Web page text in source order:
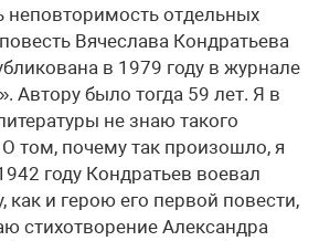
неповторимость отдельных
Вячеслава Кондратьева
в 1979 году в журнале
Автору было тогда 59 лет. Я в
не знаю такого
том, почему так произошло, я
году Кондратьев воевал
и герою его первой повести,
стихотворение Александра